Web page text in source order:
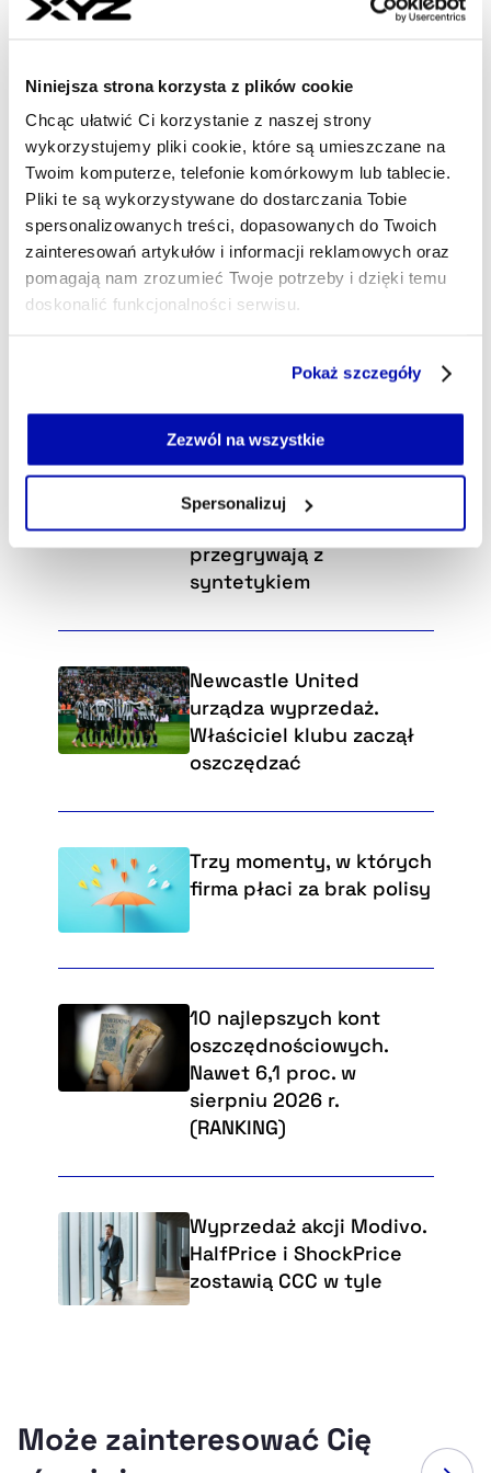
Niniejsza strona korzysta z plików cookie
Chcąc ułatwić Ci korzystanie z naszej strony
wykorzystujemy pliki cookie, które są umieszczane na
Twoim komputerze, telefonie komórkowym lub tablecie.
Pliki te są wykorzystywane do dostarczania Tobie
spersonalizowanych treści, dopasowanych do Twoich
zainteresowań artykułów i informacji reklamowych oraz
pomagają nam zrozumieć Twoje potrzeby i dzięki temu
doskonalić funkcjonalności serwisu.
Jeżeli nie wyrażasz zgody na zapisywanie plików cookie,
możesz łatwo zarządzać swoimi uprawnieniami, np. we
własnej przeglądarce internetowej lub po wybraniu opcji
Polityce Prywatności .
Pokaż szczegóły
Zezwól na wszystkie
Spersonalizuj
Wybraliśmy dla Ciebie
Zmierzch imperium, które
samo sobie wymyśliło
wieczność. Jak diamenty
przegrywają z
syntetykiem
Newcastle United
urządza wyprzedaż.
Właściciel klubu zaczął
oszczędzać
Trzy momenty, w których
firma płaci za brak polisy
10 najlepszych kont
oszczędnościowych.
Nawet 6,1 proc. w
sierpniu 2026 r.
(RANKING)
Wyprzedaż akcji Modivo.
HalfPrice i ShockPrice
zostawią CCC w tyle
Może zainteresować Cię